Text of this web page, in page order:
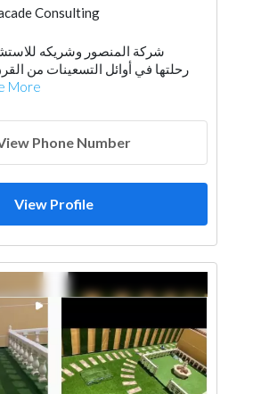
Consulting
Fire Fighting Contractors
Architectural Design
System
More
Phone Number
View Profile